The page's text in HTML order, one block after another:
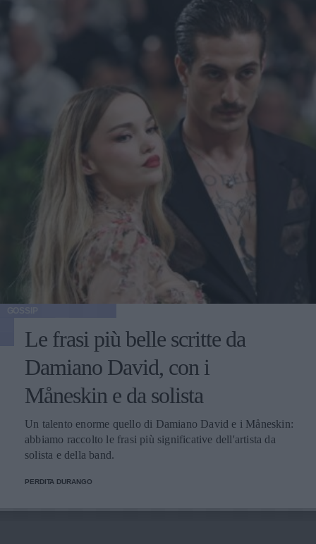
Le frasi più belle scritte da
Damiano David, con i
Måneskin e da solista
Un talento enorme quello di Damiano David e i Måneskin:
abbiamo raccolto le frasi più significative dell'artista da
solista e della band.
PERDITA DURANGO